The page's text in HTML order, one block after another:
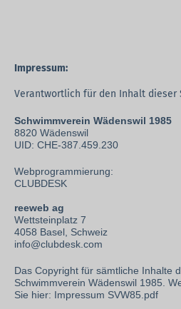
Impressum:
Verantwortlich für den Inhalt dieser
Schwimmverein Wädenswil 1985
8820 Wädenswil
UID: CHE-387.459.230
Webprogrammierung:
CLUBDESK
reeweb ag
Wettsteinplatz 7
4058 Basel, Schweiz
info@clubdesk.com
Das Copyright für sämtliche Inhalte
Schwimmverein Wädenswil 1985.
Sie hier: Impressum SVW85.pdf